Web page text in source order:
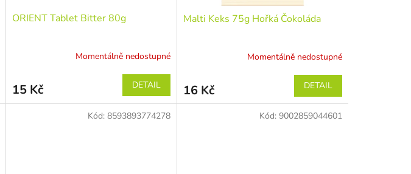
ORIENT Tablet Bitter 80g
Momentálně nedostupné
15 Kč DETAIL
Malti Keks 75g Hořká Čokoláda
Momentálně nedostupné
16 Kč DETAIL
Kód: 8593893774278 Kód: 9002859044601